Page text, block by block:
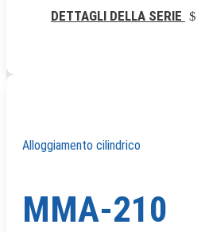
DETTAGLI DELLA SERIE
Alloggiamento cilindrico
MMA-210